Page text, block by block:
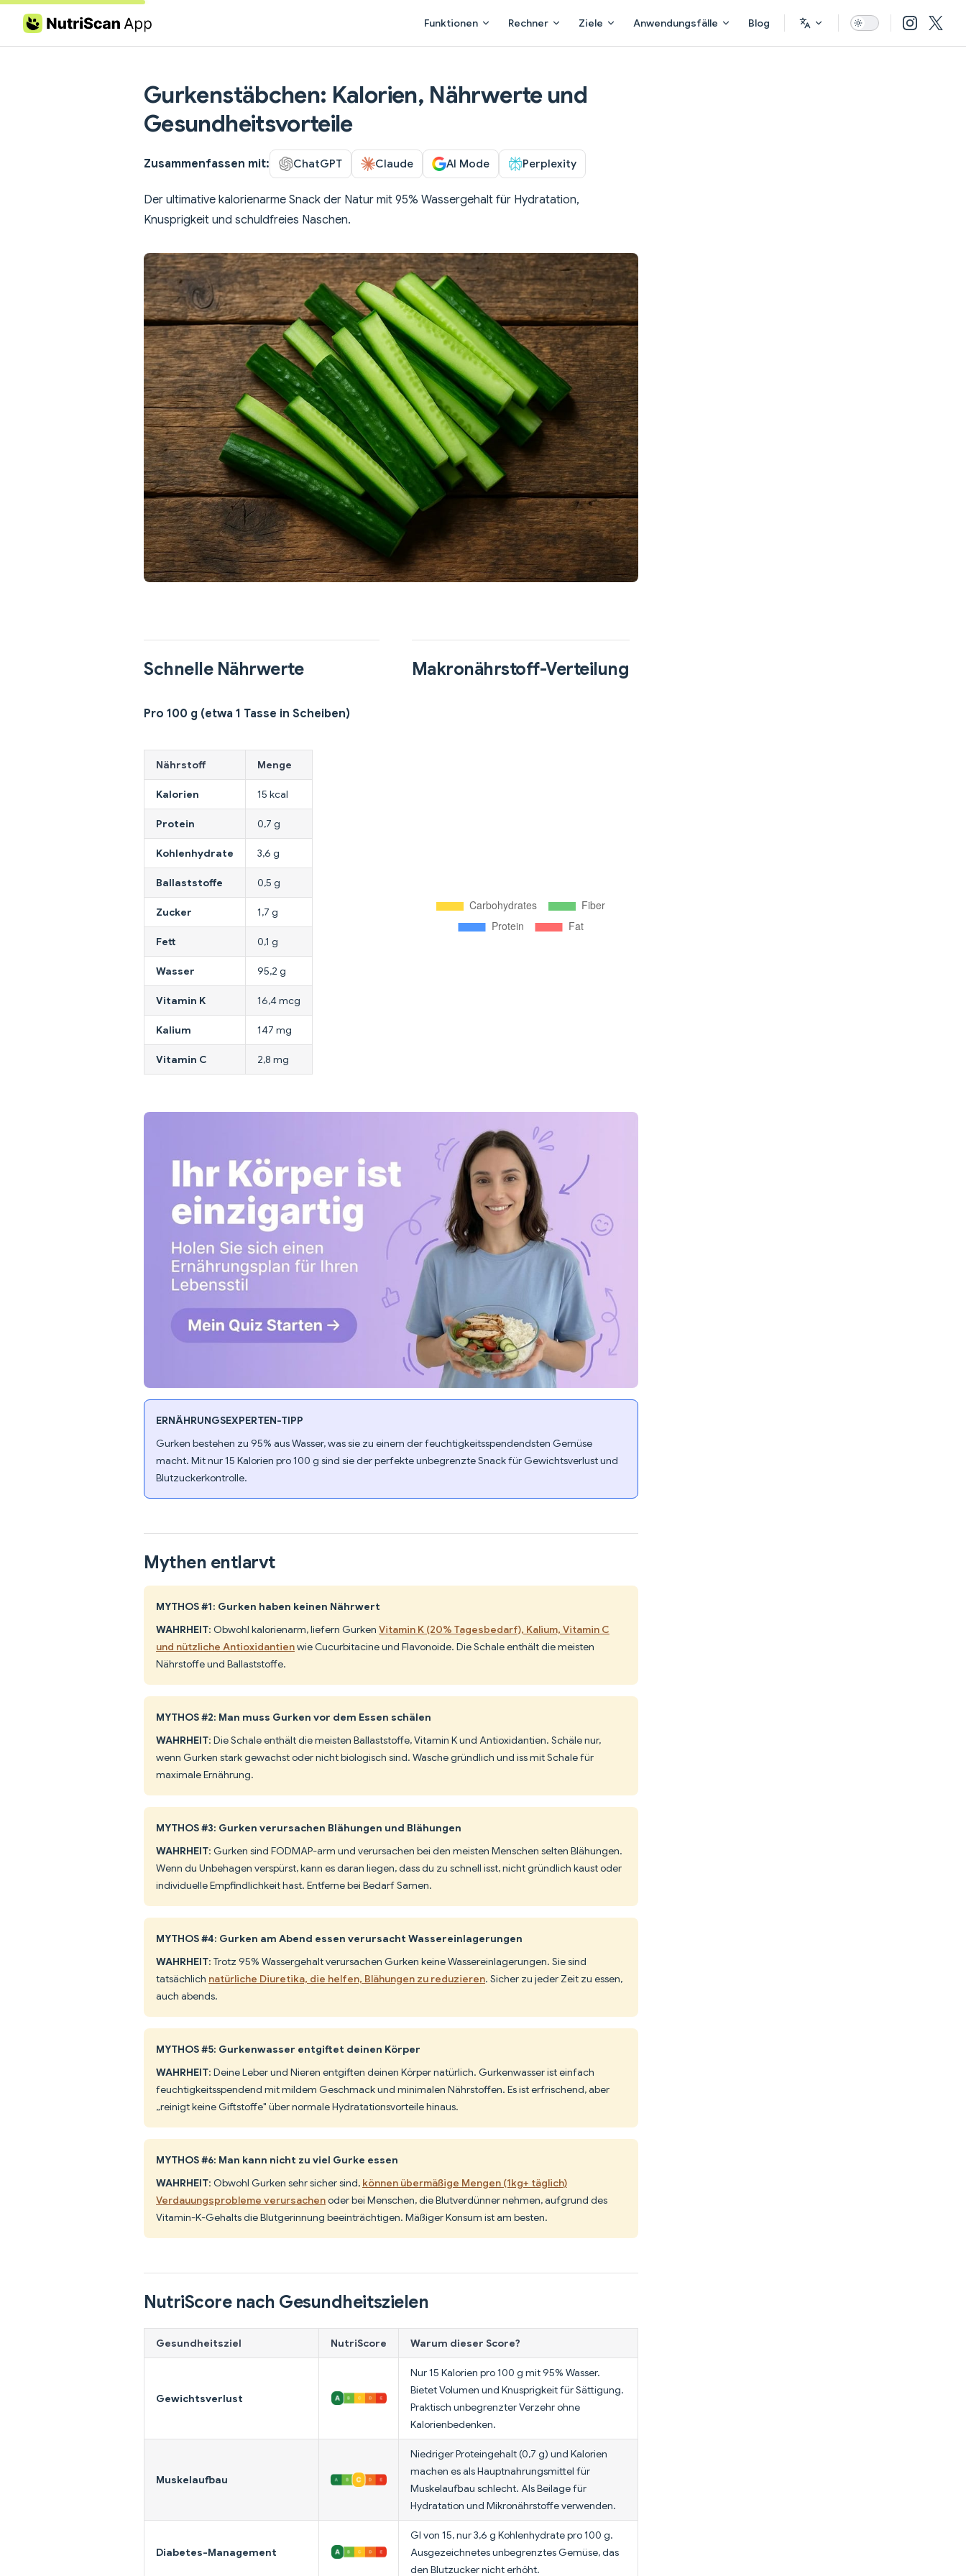
Skip to content Funktionen Rechner Ziele Anwendungsfälle Blog
Gurkenstäbchen: Kalorien, Nährwerte und
Gesundheitsvorteile
Zusammenfassen mit: ChatGPT Claude AI Mode Perplexity
Der ultimative kalorienarme Snack der Natur mit 95% Wassergehalt für Hydratation,
Knusprigkeit und schuldfreies Naschen.
Schnelle Nährwerte
Pro 100 g (etwa 1 Tasse in Scheiben)
Nährstoff Menge
Kalorien 15 kcal
Protein 0,7 g
Kohlenhydrate 3,6 g
Ballaststoffe 0,5 g
Zucker 1,7 g
Fett 0,1 g
Wasser 95,2 g
Vitamin K 16,4 mcg
Kalium 147 mg
Vitamin C 2,8 mg
Makronährstoff-Verteilung
ERNÄHRUNGSEXPERTEN-TIPP
Gurken bestehen zu 95% aus Wasser, was sie zu einem der feuchtigkeitsspendendsten Gemüse
macht. Mit nur 15 Kalorien pro 100 g sind sie der perfekte unbegrenzte Snack für Gewichtsverlust und
Blutzuckerkontrolle.
Mythen entlarvt
MYTHOS #1: Gurken haben keinen Nährwert
WAHRHEIT: Obwohl kalorienarm, liefern Gurken Vitamin K (20% Tagesbedarf), Kalium, Vitamin C
und nützliche Antioxidantienwie Cucurbitacine und Flavonoide. Die Schale enthält die meisten
Nährstoffe und Ballaststoffe.
MYTHOS #2: Man muss Gurken vor dem Essen schälen
WAHRHEIT: Die Schale enthält die meisten Ballaststoffe, Vitamin K und Antioxidantien. Schäle nur,
wenn Gurken stark gewachst oder nicht biologisch sind. Wasche gründlich und iss mit Schale für
maximale Ernährung.
MYTHOS #3: Gurken verursachen Blähungen und Blähungen
WAHRHEIT: Gurken sind FODMAP-arm und verursachen bei den meisten Menschen selten Blähungen.
Wenn du Unbehagen verspürst, kann es daran liegen, dass du zu schnell isst, nicht gründlich kaust oder
individuelle Empfindlichkeit hast. Entferne bei Bedarf Samen.
MYTHOS #4: Gurken am Abend essen verursacht Wassereinlagerungen
WAHRHEIT: Trotz 95% Wassergehalt verursachen Gurken keine Wassereinlagerungen. Sie sind
tatsächlich natürliche Diuretika, die helfen, Blähungen zu reduzieren. Sicher zu jeder Zeit zu essen,
auch abends.
MYTHOS #5: Gurkenwasser entgiftet deinen Körper
WAHRHEIT: Deine Leber und Nieren entgiften deinen Körper natürlich. Gurkenwasser ist einfach
feuchtigkeitsspendend mit mildem Geschmack und minimalen Nährstoffen. Es ist erfrischend, aber
„reinigt keine Giftstoffe" über normale Hydratationsvorteile hinaus.
MYTHOS #6: Man kann nicht zu viel Gurke essen
WAHRHEIT: Obwohl Gurken sehr sicher sind, können übermäßige Mengen (1kg+ täglich)
Verdauungsprobleme verursachenoder bei Menschen, die Blutverdünner nehmen, aufgrund des
Vitamin-K-Gehalts die Blutgerinnung beeinträchtigen. Mäßiger Konsum ist am besten.
NutriScore nach Gesundheitszielen
Gesundheitsziel NutriScore Warum dieser Score?
Gewichtsverlust
Nur 15 Kalorien pro 100 g mit 95% Wasser.
Bietet Volumen und Knusprigkeit für Sättigung.
Praktisch unbegrenzter Verzehr ohne
Kalorienbedenken.
Muskelaufbau
Niedriger Proteingehalt (0,7 g) und Kalorien
machen es als Hauptnahrungsmittel für
Muskelaufbau schlecht. Als Beilage für
Hydratation und Mikronährstoffe verwenden.
Diabetes-Management
GI von 15, nur 3,6 g Kohlenhydrate pro 100 g.
Ausgezeichnetes unbegrenztes Gemüse, das
den Blutzucker nicht erhöht.